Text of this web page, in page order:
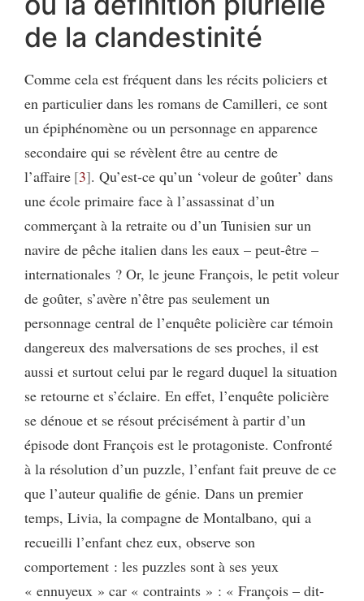
de la clandestinité
Comme cela est fréquent dans les récits policiers et
en particulier dans les romans de Camilleri, ce sont
un épiphénomène ou un personnage en apparence
secondaire qui se révèlent être au centre de
l’affaire 3 . Qu’est-ce qu’un ‘voleur de goûter’ dans
une école primaire face à l’assassinat d’un
commerçant à la retraite ou d’un Tunisien sur un
navire de pêche italien dans les eaux – peut-être –
internationales ? Or, le jeune François, le petit voleur
de goûter, s’avère n’être pas seulement un
personnage central de l’enquête policière car témoin
dangereux des malversations de ses proches, il est
aussi et surtout celui par le regard duquel la situation
se retourne et s’éclaire. En effet, l’enquête policière
se dénoue et se résout précisément à partir d’un
épisode dont François est le protagoniste. Confronté
à la résolution d’un puzzle, l’enfant fait preuve de ce
que l’auteur qualifie de génie. Dans un premier
temps, Livia, la compagne de Montalbano, qui a
recueilli l’enfant chez eux, observe son
comportement : les puzzles sont à ses yeux
« ennuyeux » car « contraints » : « François – dit-